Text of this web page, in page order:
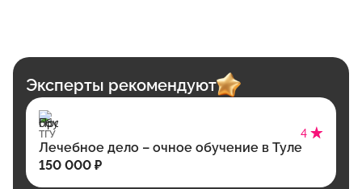
Эксперты рекомендуют
ТГУ 4
Лечебное дело – очное обучение в Туле
150 000 ₽